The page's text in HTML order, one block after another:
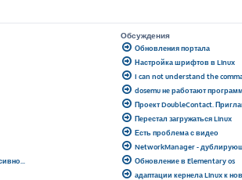
Обсуждения
Обновления портала
Настройка шрифтов в Linux
I can not understand the
dosemu не работают
Проект DoubleContact.
Перестал загружаться Linux
Есть проблема с видео
NetworkManager -
Обновление в Elementary os
адаптации кернела Linux к